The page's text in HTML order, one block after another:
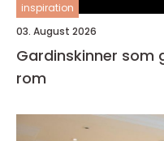
inspiration
03. August 2026
Gardinskinner som
rom